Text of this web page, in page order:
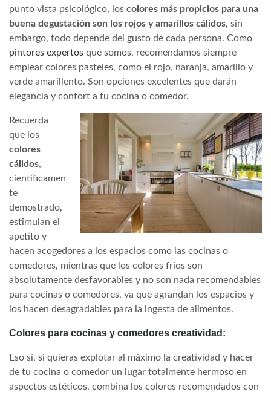
punto vista psicológico, los colores más propicios para una
buena degustación son los rojos y amarillos cálidos, sin
embargo, todo depende del gusto de cada persona. Como
pintores expertos que somos, recomendamos siempre
emplear colores pasteles, como el rojo, naranja, amarillo y
verde amarillento. Son opciones excelentes que darán
elegancia y confort a tu cocina o comedor.
Recuerda
que los
colores
cálidos,
científicamen
te
demostrado,
estimulan el
apetito y
hacen acogedores a los espacios como las cocinas o
comedores, mientras que los colores fríos son
absolutamente desfavorables y no son nada recomendables
para cocinas o comedores, ya que agrandan los espacios y
los hacen desagradables para la ingesta de alimentos.
Colores para cocinas y comedores creatividad:
Eso sí, si quieras explotar al máximo la creatividad y hacer
de tu cocina o comedor un lugar totalmente hermoso en
aspectos estéticos, combina los colores recomendados con